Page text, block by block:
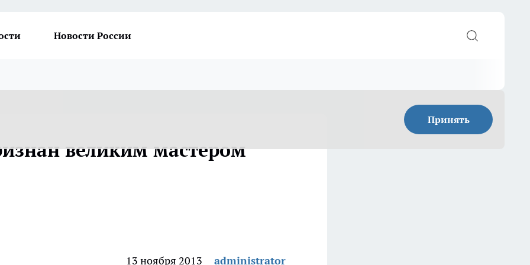
Новости России
Принять
великим мастером
13 ноября 2013
administrator